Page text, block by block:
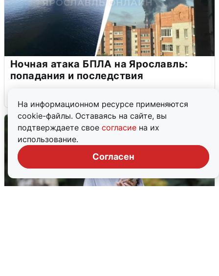
На информационном ресурсе применяются
cookie-файлы. Оставаясь на сайте, вы
подтверждаете свое согласие на их
использование.
Согласен
Ночная атака БПЛА на Ярославль:
попадания и последствия